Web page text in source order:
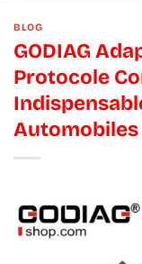
BLOG
GODIAG
Protocole
Automobiles